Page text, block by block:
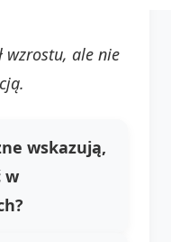
wzrostu, ale nie
wskazują,
w